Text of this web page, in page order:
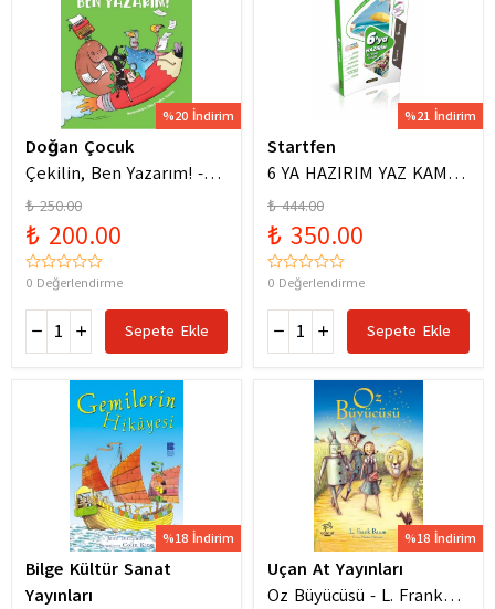
%20 İndirim
Doğan Çocuk
Çekilin, Ben Yazarım! -
Anıl Basılı
₺ 250.00
₺ 200.00
0 Değerlendirme
Sepete Ekle
%21 İndirim
Startfen
6 YA HAZIRIM YAZ KAMPI
FÖYLERİ
₺ 444.00
₺ 350.00
0 Değerlendirme
Sepete Ekle
%18 İndirim
Bilge Kültür Sanat
Yayınları
%18 İndirim
Uçan At Yayınları
Oz Büyücüsü - L. Frank